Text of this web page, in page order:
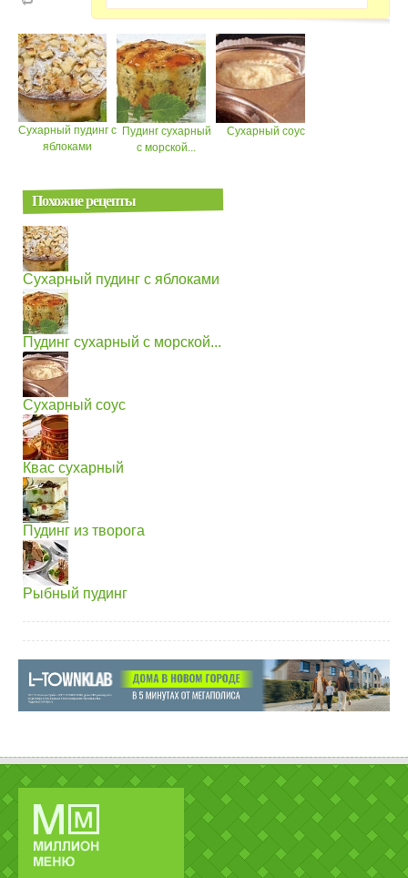
Сухарный пудинг с
яблоками
Пудинг сухарный
с морской...
Сухарный соус
Похожие рецепты
Сухарный пудинг с яблоками
Пудинг сухарный с морской...
Сухарный соус
Квас сухарный
Пудинг из творога
Рыбный пудинг